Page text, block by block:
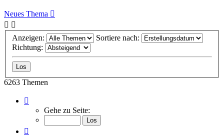
Neues Thema
Anzeigen:
Sortiere nach:
Richtung:
6263 Themen
88
von
Gehe zu Seite: